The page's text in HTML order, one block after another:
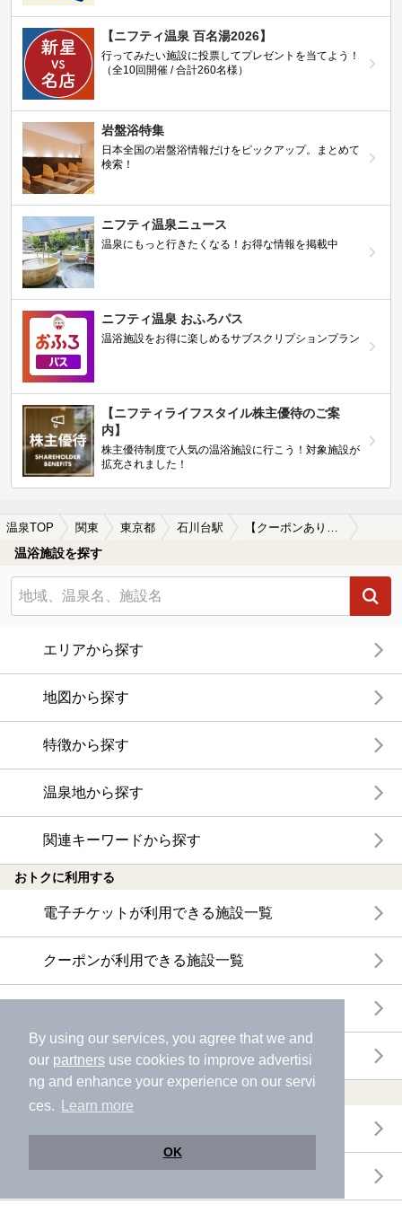
By using our services, you agree that we and
our partners use cookies to improve advertisi
ng and enhance your experience on our servi
ces.
Learn more
OK
【ニフティ温泉 百名湯2026】
行ってみたい施設に投票してプレゼントを当てよう！
（全10回開催 / 合計260名様）
岩盤浴特集
日本全国の岩盤浴情報だけをピックアップ。まとめて
検索！
ニフティ温泉ニュース
温泉にもっと行きたくなる！お得な情報を掲載中
ニフティ温泉 おふろパス
温浴施設をお得に楽しめるサブスクリプションプラン
【ニフティライフスタイル株主優待のご案
内】
株主優待制度で人気の温浴施設に行こう！対象施設が
拡充されました！
温泉TOP 関東 東京都 石川台駅 【クーポンあり】切り傷に効能がある石川台駅近くの温泉、日帰り温泉、スーパー銭湯おすすめ
温浴施設を探す
エリアから探す
地図から探す
特徴から探す
温泉地から探す
関連キーワードから探す
おトクに利用する
電子チケットが利用できる施設一覧
クーポンが利用できる施設一覧
今月の新着電子チケット・クーポン一覧
特集・ニュース